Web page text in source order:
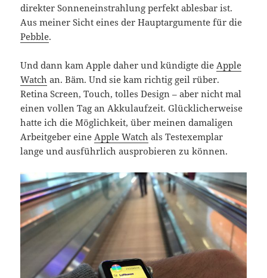
direkter Sonneneinstrahlung perfekt ablesbar ist.
Aus meiner Sicht eines der Hauptargumente für die
Pebble.
Und dann kam Apple daher und kündigte dieApple
Watch an. Bäm. Und sie kam richtig geil rüber.
Retina Screen, Touch, tolles Design – aber nicht mal
einen vollen Tag an Akkulaufzeit. Glücklicherweise
hatte ich die Möglichkeit, über meinen damaligen
Arbeitgeber eineApple Watch als Testexemplar
lange und ausführlich ausprobieren zu können.